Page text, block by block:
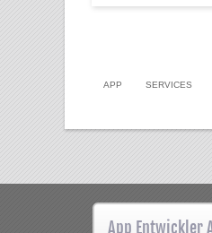
APP SERVICES
App Entwickler